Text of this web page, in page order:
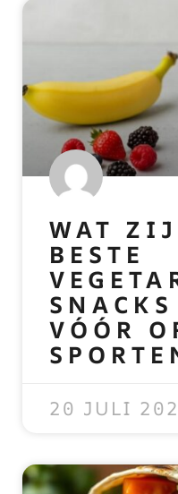
WAT
BESTE
VÓÓR
20 JULI